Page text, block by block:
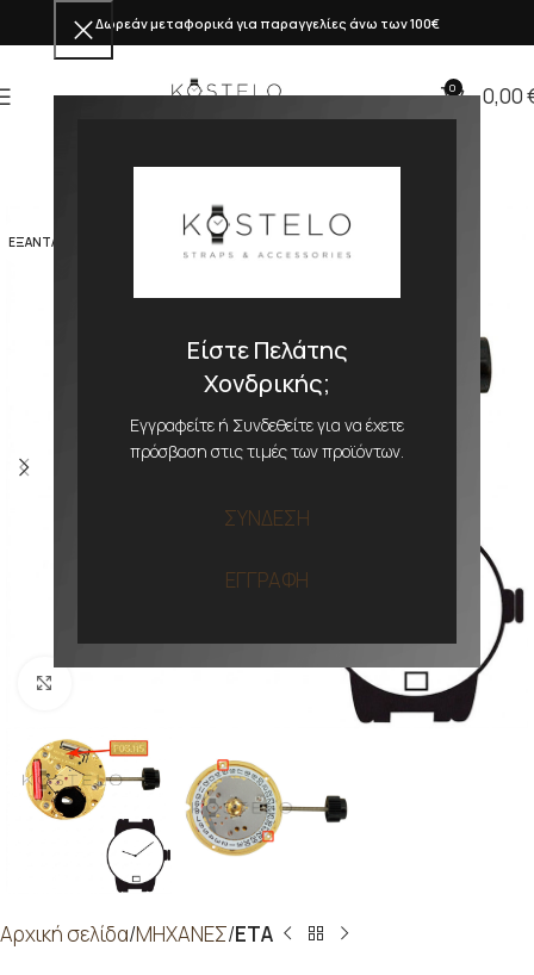
Είστε Πελάτης
Χονδρικής;
Εγγραφείτε ή Συνδεθείτε για να έχετε
πρόσβαση στις τιμές των προϊόντων.
ΣΥΝΔΕΣΗ
ΕΓΓΡΑΦΗ
Δωρεάν μεταφορικά για παραγγελίες άνω των 100€
0 0,00
ΕΞΑΝΤΛΗΜΕΝΟ
Αρχική σελίδα ΜΗΧΑΝΕΣ ETA